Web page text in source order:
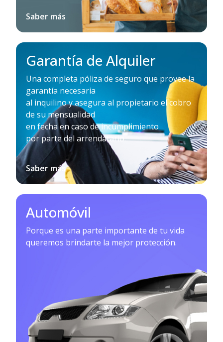
Saber más
Garantía de Alquiler
Una completa póliza de seguro que provee la
garantía necesaria
al inquilino y asegura al propietario el cobro
de su mensualidad
en fecha en caso de incumplimiento
por parte del arrendatario.
Saber más
Automóvil
Porque es una parte importante de tu vida
queremos brindarte la mejor protección.